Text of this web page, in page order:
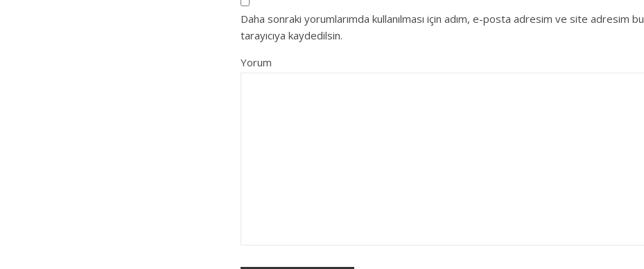
Daha sonraki yorumlarımda kullanılması için adım, e-posta adresim ve site adresim bu
tarayıcıya kaydedilsin.
Yorum